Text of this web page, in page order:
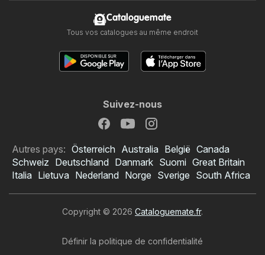
Cataloguemate
Tous vos catalogues au même endroit
Suivez-nous
Autres pays: Österreich Australia België Canada
Schweiz Deutschland Danmark Suomi Great Britain
Italia Lietuva Nederland Norge Sverige South Africa
Copyright © 2026 Cataloguemate.fr.
Définir la politique de confidentialité